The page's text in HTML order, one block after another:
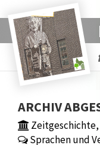
ARCHIV
Sprachen und